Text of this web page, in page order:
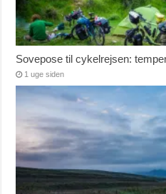
Sovepose til cykelrejsen:
1 uge siden